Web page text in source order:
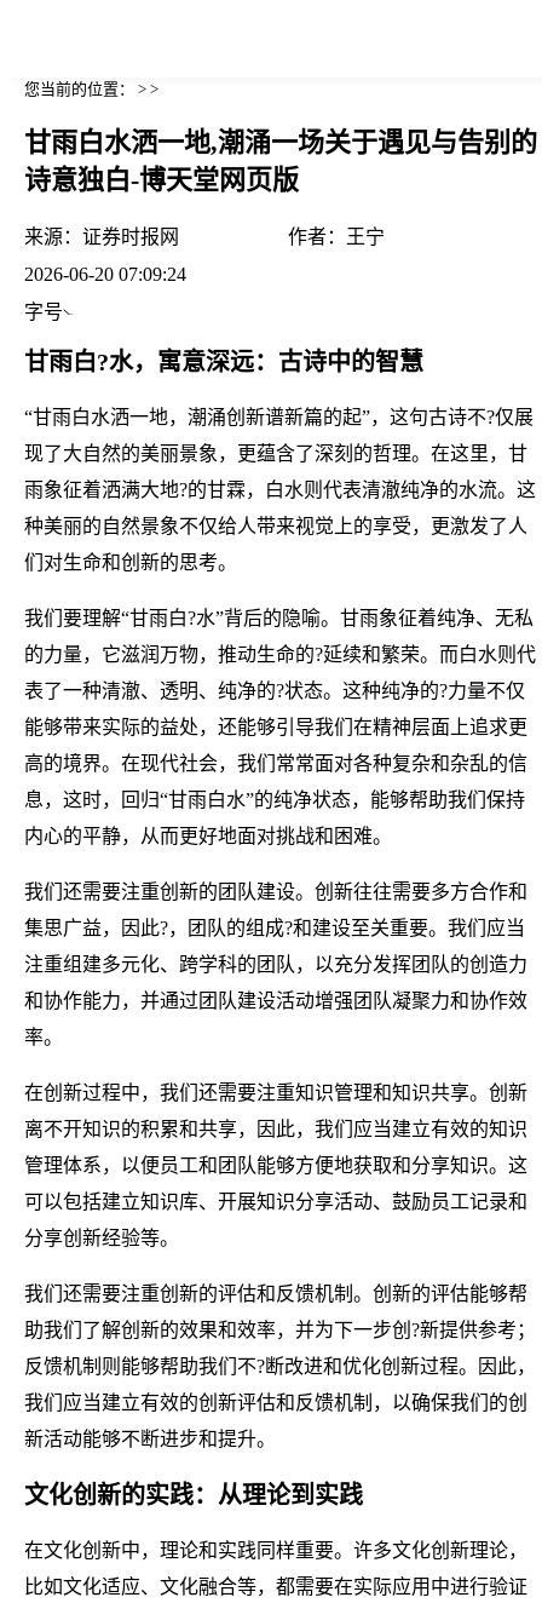
您当前的位置： > >
甘雨白水洒一地,潮涌一场关于遇见与告别的
诗意独白-博天堂网页版
来源： 证券时报网 作者：
王宁
2026-06-20 07:09:24
字号
甘雨白?水，寓意深远：古诗中的智慧
“甘雨白水洒一地，潮涌创新谱新篇的起”，这句古诗不?仅展
现了大自然的美丽景象，更蕴含了深刻的哲理。在这里，甘
雨象征着洒满大地?的甘霖，白水则代表清澈纯净的水流。这
种美丽的自然景象不仅给人带来视觉上的享受，更激发了人
们对生命和创新的思考。
我们要理解“甘雨白?水”背后的隐喻。甘雨象征着纯净、无私
的力量，它滋润万物，推动生命的?延续和繁荣。而白水则代
表了一种清澈、透明、纯净的?状态。这种纯净的?力量不仅
能够带来实际的益处，还能够引导我们在精神层面上追求更
高的境界。在现代社会，我们常常面对各种复杂和杂乱的信
息，这时，回归“甘雨白水”的纯净状态，能够帮助我们保持
内心的平静，从而更好地面对挑战和困难。
我们还需要注重创新的团队建设。创新往往需要多方合作和
集思广益，因此?，团队的组成?和建设至关重要。我们应当
注重组建多元化、跨学科的团队，以充分发挥团队的创造力
和协作能力，并通过团队建设活动增强团队凝聚力和协作效
率。
在创新过程中，我们还需要注重知识管理和知识共享。创新
离不开知识的积累和共享，因此，我们应当建立有效的知识
管理体系，以便员工和团队能够方便地获取和分享知识。这
可以包括建立知识库、开展知识分享活动、鼓励员工记录和
分享创新经验等。
我们还需要注重创新的评估和反馈机制。创新的评估能够帮
助我们了解创新的效果和效率，并为下一步创?新提供参考；
反馈机制则能够帮助我们不?断改进和优化创新过程。因此，
我们应当建立有效的创新评估和反馈机制，以确保我们的创
新活动能够不断进步和提升。
文化创新的实践：从理论到实践
在文化创新中，理论和实践同样重要。许多文化创新理论，
比如文化适应、文化融合等，都需要在实际应用中进行验证